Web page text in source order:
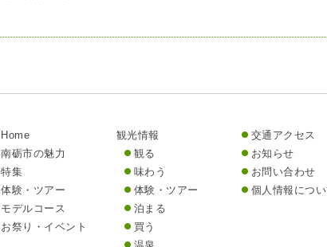
Home
南砺市の魅力
特集
体験・ツアー
モデルコース
お祭り・イベント
観光情報
観る
味わう
体験・ツアー
泊まる
買う
温泉
交通アクセス
お知らせ
お問い合わせ
個人情報につ